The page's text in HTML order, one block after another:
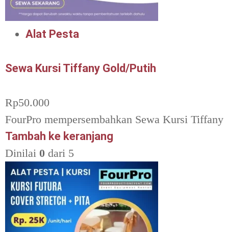
Alat Pesta
Sewa Kursi Tiffany Gold/Putih
Rp50.000
FourPro mempersembahkan Sewa Kursi
Tambah ke keranjang
Dinilai 0 dari 5